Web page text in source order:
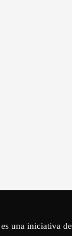
una iniciativa de